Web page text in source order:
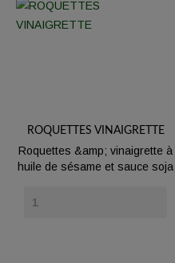
ROQUETTES VINAIGRETTE
Roquettes &amp; vinaigrette à
huile de sésame et sauce soja